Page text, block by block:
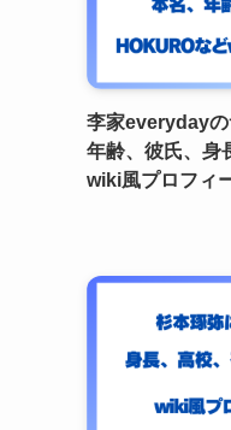
李家everydayの
年齢、彼氏、身
wiki風プロフィ